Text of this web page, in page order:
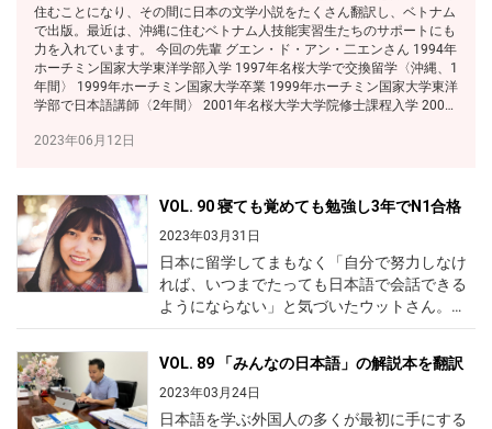
住むことになり、その間に日本の文学小説をたくさん翻訳し、ベトナム
で出版。最近は、沖縄に住むベトナム人技能実習生たちのサポートにも
力を入れています。 今回の先輩 グエン・ド・アン・二エンさん 1994年
ホーチミン国家大学東洋学部入学 1997年名桜大学で交換留学〈沖縄、1
年間〉 1999年ホーチミン国家大学卒業 1999年ホーチミン国家大学東洋
学部で日本語講師〈2年間〉 2001年名桜大学大学院修士課程入学 2003
月〉 2004年ホーチミン国家大学東洋学部で日本語講師〈4年間〉 2004
沖縄大学非常勤講師〈現在も〉 〈1976年生まれ、ホーチミン市出身〉
2023年06月12日
VOL. 90 寝ても覚めても勉強し3年でN1合格
2023年03月31日
日本に留学してまもなく「自分で努力しなければ、いつまでたっても日本語で会話できるようにならない」と気づいたウットさん。空いている時間はいつも日本語を勉強し、3年でN1に合格。日本での就職や帰国後の日系企業への就職でも大いに役立ちました。 今回の先輩 タ・ティ・ウットさん 2011年高校卒業 2012年日本語学校入学〈福岡県〉 2014年専門学校入学〈福岡県〉 2015年結婚、JLPT・N1合格 2016年専門学校卒業 2016年日本で就職〈愛知県〉 2017年夫の転勤に伴い帰国 2017年HISハノイ支店入社（正社員） 2019年出産 2020年日系の会計事務所入社〈ハノイ〉 〈1993年生まれ、ハノイ出身〉 ◆このページの内容 • 準備不足で訪日 • 日本語学校と専門学校に留学 • 学校選びに失敗 • 寝ても覚めても日本語を勉強 • アルバイトでたくさん日本語会話 • 私の家計簿 • 日本で留学生と結婚 • 夫の転勤で帰国 • ハノイで日系企業の正社員に • 別の日系企業に転職 • 日本留学で得たもの 準備不足で訪日 私の姉は2010年から日本に留学し、その後、日本人と結婚して今も日本に住んでいます。私は高校卒業後、姉に習って日本に留学することにしました。その準備として、ハノイの日本語センターの寮に住んで3カ月間勉強しました。その間は授業を含めて毎日６時間勉強しましたが、日本で暮らすために日本語がどれぐらい必要かわかっていなかったので、今から思うととても不十分な勉強でした。 ひらがな、カタカナと簡単な会話しか覚えずに日本に行った私は、当初、言葉のことでとても苦労することになります。 日本語学校と専門学校に留学 日本で一緒に暮らした姉（右） 私は2012年10月、姉が通っていた福岡市の「西日本国際教育学院」という日本語学校で留学を始めました。最初の3カ月間は学校の寮に住み、4カ月目からは姉と一緒に暮らしました。 日本語学校で1年半学んだ後、私は「国際貢献専門大学校」という専門学校に進みました。この学校は、私が通った日本語学校の系列校です。本当は他の大学か専門学校に行きたかったのですが、系列校に進学すれば学費が割り引かれるという特典にひかれてその専門学校を選びました。しかし、この学校を選んだことを後で大きく後悔することになりました。 学校選びに失敗 私はこの専門学校でITを学ぼうと思い、「情報ビジネス」を専攻したのですが、専門分野の授業はほとんど受けられませんでした。当時、この学校はできたばかりで、学校の準備不足によってITの教師が不足していたのです。 IT関係の授業は休講続きで、代わりにいつも日本語の授業を受けされられました。しかも、私は専門学校に入る前に日本語能力試験（JLPT）N3に合格し、当時はN2・N1を目指していたにもかかわらず、専門学校の日本語授業はN3・N4レベルでした。私は担任の先生に「もっとITの勉強をしたい」と何度も訴えましたが、何も改善されませんでした。後輩の皆さんは学校の評判をよく調べてから進学先を選んでください。 寝ても覚めても日本語を勉強 留学を始めて最初の数カ月間、私は日本語力不足でアルバイトが見つかりませんでした。友人からアルバイトを紹介してもらっても、工場など日本語を話さなくてもよい職場ばかりでした。私はまわりの日本人が話す日本語がほとんどわからず、自分の言いたいことも伝えられず、ストレスがたまっていつも家で泣いていました。 そして、「日本語がわからないと何もできない」「自分で勉強しないと、どれだけ日本人と交流しても話せるようにならない」と気づき、猛勉強を始めました。学校の授業以外に、昼でも夜でも休日でも空いた時間はできるだけ日本語を勉強し、アルバイト先でも上司や先輩とできるだけ会話するようにしました。 その結果、私は留学を始めて9カ月後にJLPT・N3に合格し、その２年後にN１に合格しました。最初は「みんなの日本語」を使い、N2・N１対策には市販の問題集を使いました。また、自分の好きなYouTubeチャンネル（日本語）を聴いてリスニングの練習をしました。 アルバイトでたくさん日本語会話 アルバイト仲間の日本人たちと焼肉会 日本語が話せるようになるにつれ、日本語を使うアルバイトに採用されるようになりました。そうなると、仕事をしながら日本語の練習ができ、わからない言葉や言い方は日本人の先輩や同僚に教えてもらえるので、日本語の会話力が急速に伸びていきました。 アルバイト探しについては、友人に紹介してもらうか、無料の求人情報誌を見て店に電話をかけ、面接を申し込みました。そして、アルバイト先の先輩や仲間と仲良くなり、一緒にご飯を食べに行くこともよくありました。また、クリーニング工場のおばさんは自宅に私と友人を招いてくれました。これらの人たちの中には、今もFacebookなどで連絡を取り合っている人もいます。 ◎私が日本で経験した主なアルバイト クリーニング 工場でクリーニングした大きなカーテンを２、３人でたたむ仕事。ホテルで使うカーテンでした。 ビジネスホテル ベッドメイキング、清掃 居酒屋 ホール（接客）、片付け、開店準備 レストラン キッチン、早朝の仕込み（料理の準備） 弁当店 キッチン、レジ 技能実習生の監理団体（組合） 通訳、技能実習生の生活サポート） 私の家計簿（1カ月の平均） ※専門学校時代の家計簿 ※100円＝約18,218 VND（2023年2月2日現在） 収入：120,000円～150,000円 給料 ¥120,000～¥150,000 ※アルバイト2、3件 支出：158,000円～160,000円 学校の授業料 ¥55,000 家賃（ワンルーム） ¥50,000 ※1に暮らし、Wi-Fi・水道代込み 電気・ガス ¥8,000～¥10,000 携帯電話 ¥8,000 食費 ¥25,000 ※バイト先で無料のまかないを食べることも多かった。 雑費 ¥10,000 ※交通費、学習教材、衣類 毎月の差額：▲10,000円～38,000円 ※夏休みなどの長期休みに多く働いて不足を補いました。 日本で留学生と結婚 新婚時代の夫と私 私の姉は福岡で日本語学校から大学に進学しましたが、ある日、姉の大学の同級生のベトナム人男性が姉と私の家に遊びに来ました。ほどなくして私は彼と付き合うようになり、約2年半後、彼は大学を卒業して日本で就職することになりました。その少し前に私たちは結婚し、福岡のベトナム総領事館に婚姻届けを出しました。その後、私も就職が決まり、名古屋に引っ越して一緒に住みました。 私は就職するまで3年半留学しましたが、生活費や学費を稼ぐために早朝や夜にアルバイトをし、それ以外は勉強に打ち込んでいたので、休日は疲れて横になっていることも多く、旅行にはあまり行きませんでした。夫と知り合ってからも一緒に公園やゲームセンターなどでデートするぐらいで、観光はあまりしませんでした。今にして思えば、日本にいる間にもっとあちこちに旅行しておけばよかったと思います。 夫の転勤で帰国 帰国直前にベトナムの家族を名古屋に招待 私たちは2015年に結婚し、私は正社員の夫の妻として日本に在留する予定だったので、本格的な就職活動はしていませんでした。しかし、夫の勤務地が名古屋に決まると、私は家の近くでできる仕事を探し、この会社に履歴書を送って面接を受けたところ、携帯電話ショップを運営する会社の正社員に採用されました。 日本の携帯電話ショップの店員は携帯電話の端末を売る仕事よりも通信契約に関する対応が多いので、さまざまなことを覚えなければなりません。そのため、通常は入社後6カ月間の新人研修を経てやっと店に出ることができます。研修では、接客マナーやパソコン操作、さまざまなサービス内容を学びますが、私は3カ月で覚えることができ
VOL. 89 「みんなの日本語」の解説本を翻訳
2023年03月24日
日本語を学ぶ外国人の多くが最初に手にする日本語の教科書「みんなの日本語」。その解説本4冊を1人でベトナム語に翻訳したドンア大学副学長のヴィンさん。ヴィンさんの日本留学体験や学生時代の勉強方法などを紹介します。 今回の先輩 ゴ・クアン・ヴィン さん 1998年高校卒業〈クアンチ省〉 1998年ハノイ外国語大学（現ハノイ大学）日本語学部入学 2002年ハノイ大学卒業 2002年日本の設計会社で勤務（通訳・翻訳）〈ハノイ〉 2004年国立ダナン大学外国語大学日本語学科で日本語講師 2008年一橋大学で研究生として留学〈東京〉 2010年一橋大学修士課程入学 2012年一橋大学博士課程入学 2015年一橋大学博士課程修了 2015年国立ダナン大学外国語大学日本語・韓国語・タイ語学部長 2020年ドンア大学副学長兼日本言語文化学部長〈ダナン〉 〈1980年生まれ クアン・チ省出身〉 ◆このページの内容 •「みんなの日本語」の解説本を翻訳 • 大学で日本語を学び日系企業へ • 私の日本語学習法 • 6年半の日本留学 • 私の家計簿 • 留学中の交流 • 留学中に困ったこと • ベトナム語の専門書を日本語で出版 • ドンア大学について 「みんなの日本語」の解説本を翻訳 日本語を学ぶ外国人の多くが最初に使う教科書「みんなの日本語」の「翻訳・文法解説」があるのをご存じの方も多いと思います。「みんなの日本語」は日本語だけで書かれているので、十分に理解できないときに「翻訳・文法解説」を読めば、内容が理解しやすくなります。私は2013～16年に「みんなの日本語」初級Ⅰ、初級Ⅱ、中級Ⅰ、中級Ⅱの「翻訳・文法解説」をベトナム語に翻訳しました。 この翻訳を始めたとき、私は一橋大学（東京）で留学していましたが、そのときの指導教官が私のベトナム語力と日本語力を高く評価し、出版社に推薦（すいせん）してくださったことがきっかけでした。翻訳する際には、もとの日本語の意味ができるだけ正しく伝わるベトナム語にしたいと思い、言葉をていねいに選びながら時間をかけて翻訳しました。 大学で日本語を学び日系企業へ 会社の仲間と日本の石炭鉱山の見学 私が高校のとき、有名な日本ドラマ「おしん」がベトナムで放送されていました。わたしは主人公・おしんのけなげな生き方や勤勉さ、ドラマに出ていた昔の日本家屋などがとても気に入って、日本についてもっと知りたくなりました。高校では英語コースでしたが、大学では別の外国語を勉強しようと思っていたこともあり、ハノイ外国語大学（現ハノイ大学）日本語学部に入りました。 私は大学で4年間日本語を学んだ後、新聞の広告欄で見つけた日系企業に入りました。これは木造住宅の構造設計をする会社で、私は日本人の社長や技術者たちとベトナム人スタッフとの間の通訳や書類の翻訳をするチームのリーダーとして働きました。その後、大学で日本語を教える仕事に興味を持つようになり、知人の紹介で国立ダナン大学の日本語講師になりました。 私の日本語学習法 ハノイ外国語大学の教室で 私は大学生のとき、大学のゼミや講義以外に毎日6～8時間、自習しました。インターネット上の学習素材も紙の日本語教材も少ない時代だったので、今よりも勉強に工夫が必要でした。そのときに私が行った勉強方法を紹介します。 新聞の1面のコラムを読む：私は日本の新聞の1面のコラムを読み、ほぼ毎日、その内容について大学の先生と日本語でディスカッションしました。 自分で文章を作って読む：参考書に書かれている語彙（ごい）や文型を使って文章を作り、自分で声を出して読みました。 ハノイ大学日本語学部の級友たちとお出かけ これ以外に、古本屋で日本の古新聞を買い、何度も辞書を引きながら読みました。言葉の勉強では、やはり辞書を使い込むことが大事です。それでも理解できない部分がたくさんあったので、私は大学でただ1人の日本人の先生にアポを取り、質問に応じてもらいました。ただ、当時ハノイには日本人がまだ少なく、ネィティブの日本人との会話練習がほとんどできないのは残念でした。 6年半の日本留学 修士課程を修了 ダナン大学で講師をしているとき、日本の文部科学省が提供する留学生向け奨学金に応募しました。そして、在ベトナム日本国大使館で試験を受けて合格し、国費留学生として日本に行くことになりました。留学先には東京外国語大学も検討しましたが、少人数で勉強・研究できる一橋（ひとつばし）大学を選びました。 こうして私は2008年10月に一橋大学の研究生として訪日し、研究生1年半、修士課程2年、博士課程3年の計6年半、文科省の奨学金で留学しました。そのうち約2年間は妻と一緒に暮らしましたが、妻が2011年に東日本大震災による原発事故を契機に帰国してからは妻子と離れて留学しました。 妻と息子 私は留学中はずっと学費無料で奨学金も受給していたので、アルバイトは最小限にしてできるだけ勉強をしました。しかし、毎年、お盆とテト（旧正月）に帰国するための旅費がかかり、普段は節約生活を強いられました。私がよく使った便は成田→香港→ハノイ→ダナンというルートで、乗り継ぎが悪いため安価でした。一番安いときは往復28,000円でしたが、留学中に燃油サーチャージ（12,000円～15,000円）を加算する制度が始まり、大きな痛手でした。また、当時はSNS電話がなかったので、30分3,000円の国際電話（当時としては格安）でたまにだけ妻と話しました。 私の家計簿（1カ月の平均） ※博士課程のときの家計簿 ※100円＝約18,218 VND（2023年2月2日現在） 収入：200,000円 奨学金 ¥150,000 給料 ¥50,000 ※アルバイト（通訳・翻訳、辞書作りの手伝いなど） 支出：100,000円 授業料 ¥0 家賃 ¥50,000 ※東京都内、ワンルーム 電気・ガス・水道 ¥5,000～¥10,000 携帯電話 ¥8,000 ※国際電話代を含む インターネット ¥6,000 食費 ¥35,000 ※昼は大学の食堂、夜は主に自炊。 交際費 ¥15,000 雑費・交通費 ¥20,000～¥25,000 ※衣類、教材、交通費、化粧品など 毎月の差額（貯金）：60,000円 ※貯めたお金で帰国の際の航空券などを購入。 留学中の交流 ベトナム人仲間と東京で日本庭園（夜間ライトアップ）を見学 6年半も日本に住んだので、日本人との交流もたくさんありました。指導教官やゼミの仲間と食事に行ったほか、アルバイトを通じて知り合った人たちとも交流しました。 ベトナム人同士の交流もありました。国費留学に合格した同期のメーリングリストがあったので、日本に行ってから留学生同士の交流のきっかけになりました。 また、東京のベトナム大使館が独立記念日やテトの際に行うイベントもあり、そこでもベトナム人同士の交流ができました。 留学中に困ったこと external link KOKORO｜花粉症について（※クリック） ところで、留学中に困ったこともたくさんありました。 休日に病気になったとき 休日に医療機関に行っても対応してくれず、困りました。留学3年目に花粉症になり、くしゃみと鼻水がひどく、とても疲れました。そこで、週末に2、3カ所の医療機関に行きましたが、休日なので受け付けてくれず、どうしたらよいかも教えてくれませんでした。その後、平日になんとか時間を作ってクリニックに行き、薬を処方してもらいました。また、ひどい腹痛のときに近くの病院に電話しましたが、「大きな症状やけがなら診（み）るが、今回は無理です」と断られ、がまんするしかありませんでした。いずれも機械的な対応で、「外国人だから対応が悪いのでは」と感じました。日本は外国人向けの公的な救急医療制度をもっと充実させるべきだと思います。